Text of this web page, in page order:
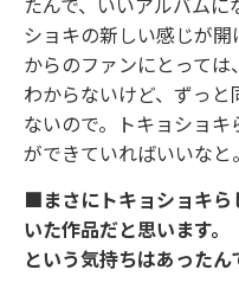
ショキの新しい感じが
からのファンにとって
わからないけど、ずっ
ないので。トキョショ
ができていればいいなと。
■まさにトキョショキら
いた作品だと思います。
という気持ちはあったん